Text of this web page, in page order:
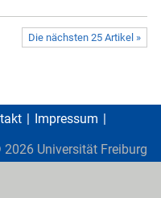
Die nächsten 25 Artikel »
Impressum
2026 Universität Freiburg